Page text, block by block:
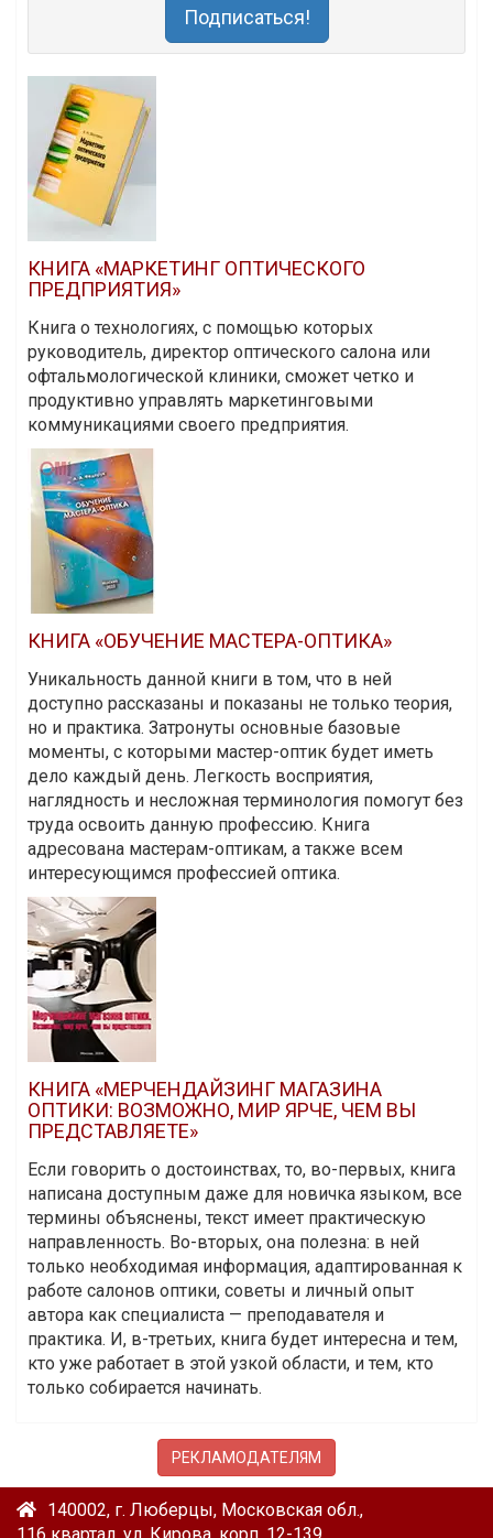
Подписаться!
КНИГА «МАРКЕТИНГ ОПТИЧЕСКОГО
ПРЕДПРИЯТИЯ»
Книга о технологиях, с помощью которых
руководитель, директор оптического салона или
офтальмологической клиники, сможет четко и
продуктивно управлять маркетинговыми
коммуникациями своего предприятия.
КНИГА «ОБУЧЕНИЕ МАСТЕРА-ОПТИКА»
Уникальность данной книги в том, что в ней
доступно рассказаны и показаны не только теория,
но и практика. Затронуты основные базовые
моменты, с которыми мастер-оптик будет иметь
дело каждый день. Легкость восприятия,
наглядность и несложная терминология помогут без
труда освоить данную профессию. Книга
адресована мастерам-оптикам, а также всем
интересующимся профессией оптика.
КНИГА «МЕРЧЕНДАЙЗИНГ МАГАЗИНА
ОПТИКИ: ВОЗМОЖНО, МИР ЯРЧЕ, ЧЕМ ВЫ
ПРЕДСТАВЛЯЕТЕ»
Если говорить о достоинствах, то, во-первых, книга
написана доступным даже для новичка языком, все
термины объяснены, текст имеет практическую
направленность. Во-вторых, она полезна: в ней
только необходимая информация, адаптированная к
работе салонов оптики, советы и личный опыт
автора как специалиста — преподавателя и
практика. И, в-третьих, книга будет интересна и тем,
кто уже работает в этой узкой области, и тем, кто
только собирается начинать.
РЕКЛАМОДАТЕЛЯМ
140002, г. Люберцы, Московская обл.,